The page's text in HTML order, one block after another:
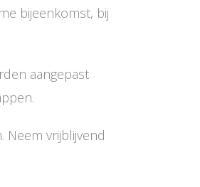
bijeenkomst, bij
aangepast
Neem vrijblijvend